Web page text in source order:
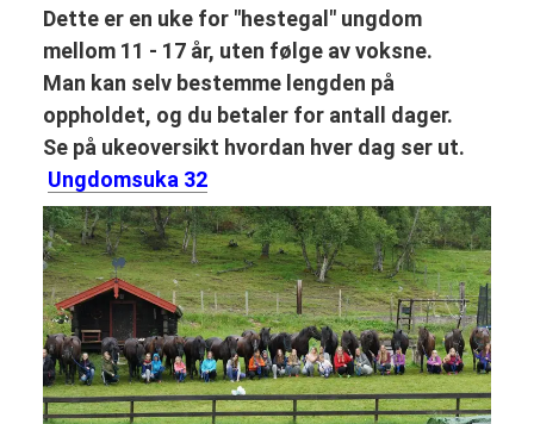
Dette er en uke for "hestegal" ungdom
mellom 11 - 17 år, uten følge av voksne.
Man kan selv bestemme lengden på
oppholdet, og du betaler for antall dager.
Se på ukeoversikt hvordan hver dag ser ut.
Ungdomsuka 32